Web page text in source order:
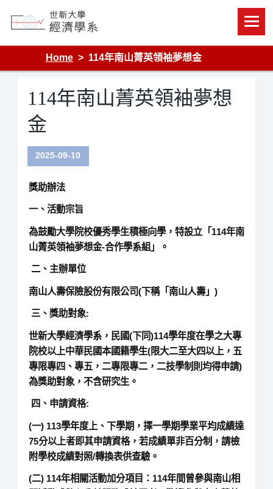
content
Department of Economics, Shih Hsin University
Home
114年南山菁英領袖夢想金
114年南山菁英領袖夢想
金
2025-09-10
獎助辦法
一、活動宗旨
為鼓勵大學院校優秀學生積極向學，特設立「114年南
山菁英領袖夢想金-合作學系組」。
二、主辦單位
南山人壽保險股份有限公司(下稱「南山人壽」)
三、獎助對象:
世新大學經濟學系，民國(下同)114學年度在學之大專
院校以上中華民國本國籍學生(限大二至大四以上，五
專限專四、專五，二專限專二，二技學制則均得申請)
為獎助對象，不含研究生。
四、申請資格:
(一) 113學年度上、下學期，擇一學期學業平均成績達
75分以上者即其申請資格，若成績單非百分制，請檢
附學校成績對照/轉換表供查驗。
(二) 114年相關活動加分項目：114年間曾參與南山相